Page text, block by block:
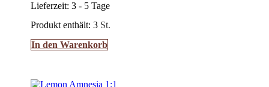
Lieferzeit:3 - 5 Tage
Produkt enthält: 3 St.
In den Warenkorb